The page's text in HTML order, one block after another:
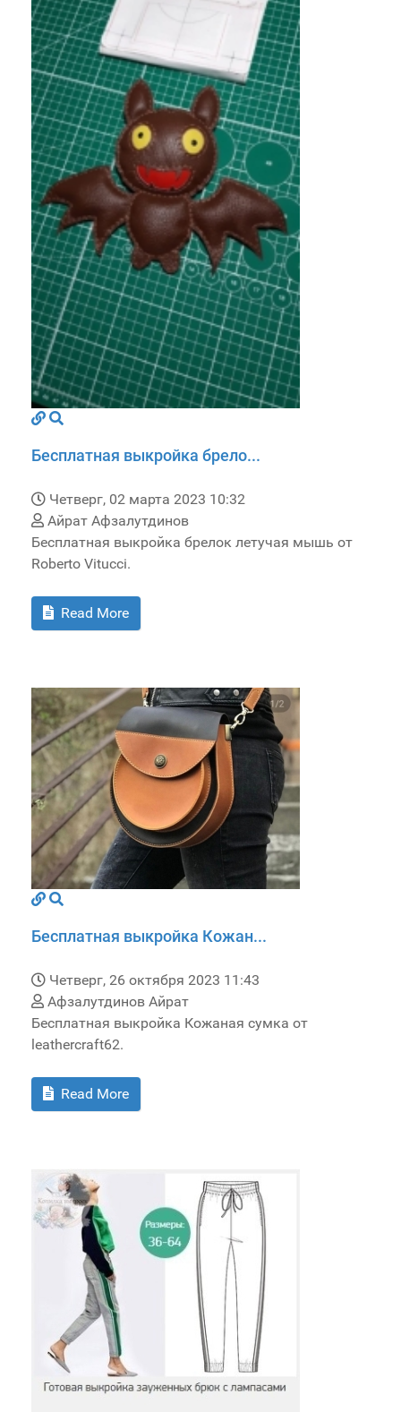
Бесплатная выкройка брело...
Четверг, 02 марта 2023 10:32
Айрат Афзалутдинов
Бесплатная выкройка брелок летучая мышь от
Roberto Vitucci.
Read More
Бесплатная выкройка Кожан...
Четверг, 26 октября 2023 11:43
Афзалутдинов Айрат
Бесплатная выкройка Кожаная сумка от
leathercraft62.
Read More